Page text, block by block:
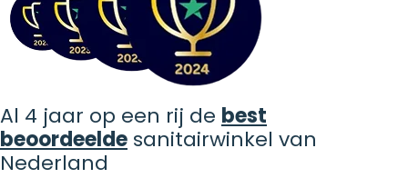
Al 4 jaar op een rij de best
beoordeelde sanitairwinkel van
Nederland